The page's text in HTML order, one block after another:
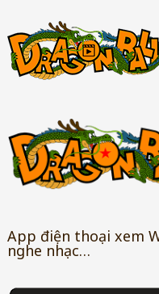
App điện thoại xem